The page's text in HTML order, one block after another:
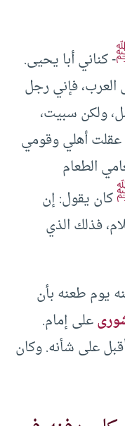
- كناني أبا يحيى.
العرب، فإني رجل
ولكن سبيت،
عقلت أهلي وقومي
الطعام
كان يقول: إن
فذلك الذي
يوم طعنه بأن
على إمام.
على شأنه. وكان